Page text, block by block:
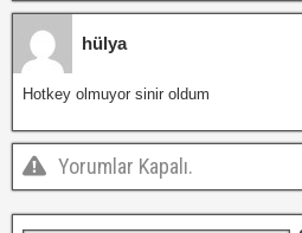
hülya
Hotkey olmuyor sinir oldum
Yorumlar Kapalı.